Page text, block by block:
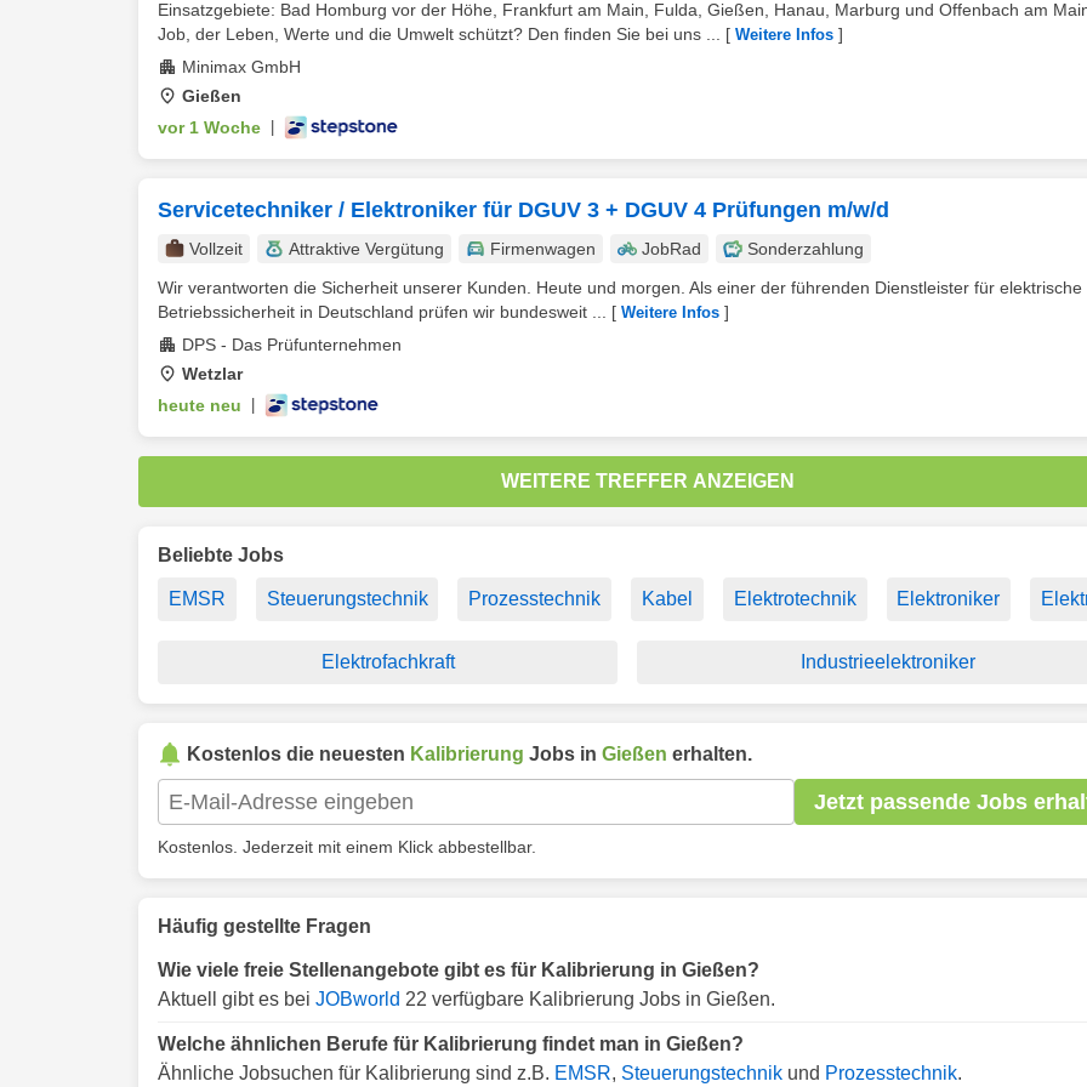
Einsatzgebiete: Bad Homburg vor der Höhe, Frankfurt am Main, Fulda, Gießen, Hanau, Marburg und Offenbach am
Job, der Leben, Werte und die Umwelt schützt? Den finden Sie bei uns ...
[ Weitere Infos ]
Minimax GmbH
Gießen
vor 1 Woche
Servicetechniker / Elektroniker für DGUV 3 + DGUV 4 Prüfungen m/w/d
Vollzeit Attraktive Vergütung Firmenwagen JobRad
Sonderzahlung
Wir verantworten die Sicherheit unserer Kunden. Heute und morgen. Als einer der führenden Dienstleister für elektrische
Betriebssicherheit in Deutschland prüfen wir bundesweit ...
[ Weitere Infos ]
DPS - Das Prüfunternehmen
Wetzlar
heute neu
WEITERE TREFFER ANZEIGEN
Beliebte Jobs
EMSR Steuerungstechnik Prozesstechnik Kabel Elektrotechnik Elektroniker
Elektrofachkraft Industrieelektroniker
Kostenlos die neuesten Kalibrierung Jobs in Gießen erhalten.
Jetzt passende Jobs
Kostenlos. Jederzeit mit einem Klick abbestellbar.
Häufig gestellte Fragen
Wie viele freie Stellenangebote gibt es für Kalibrierung in Gießen?
Aktuell gibt es bei JOBworld 22 verfügbare Kalibrierung Jobs in Gießen.
Welche ähnlichen Berufe für Kalibrierung findet man in Gießen?
Ähnliche Jobsuchen für Kalibrierung sind z.B. EMSR, Steuerungstechnik und Prozesstechnik.